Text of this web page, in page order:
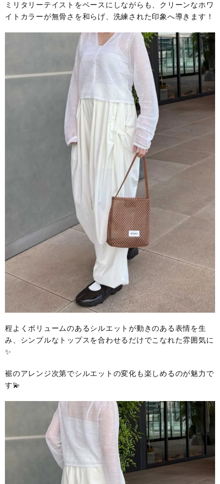
ミリタリーテイストをベースにしながらも、クリーンなホワ
イトカラーが無骨さを和らげ、洗練された印象へ導きます！
程よくボリュームのあるシルエットが動きのある表情を生
み、シンプルなトップスを合わせるだけでこなれた雰囲気に
✨
裾のアレンジ次第でシルエットの変化も楽しめるのが魅力で
す💫